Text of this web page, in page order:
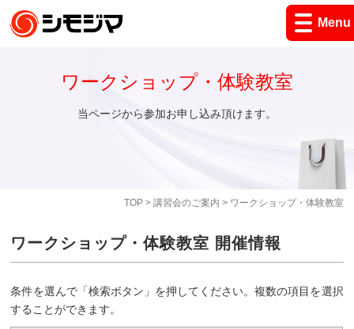
Menu
TOP> 講習会のご案内 > ワークショップ・体験教室
ワークショップ・体験教室
当ページから参加お申し込み頂けます。
ワークショップ・体験教室 開催情報
条件を選んで「検索ボタン」を押してください。複数の項目を選択
することができます。